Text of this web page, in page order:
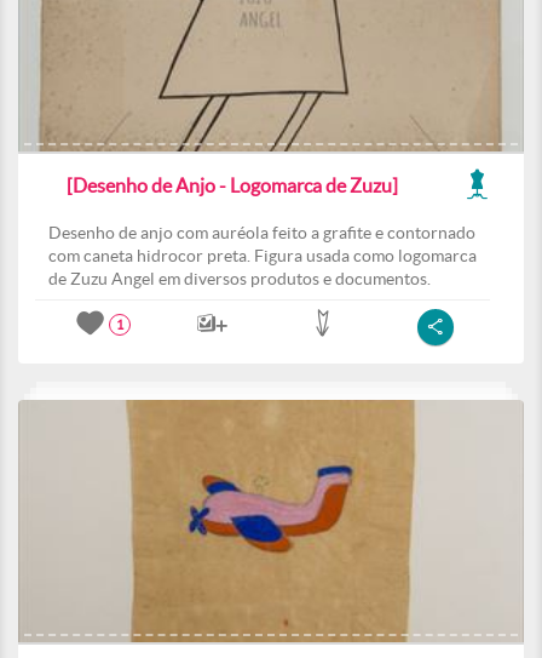
[Desenho de Anjo - Logomarca de Zuzu]
Desenho de anjo com auréola feito a grafite e contornado
com caneta hidrocor preta. Figura usada como logomarca
de Zuzu Angel em diversos produtos e documentos.
1